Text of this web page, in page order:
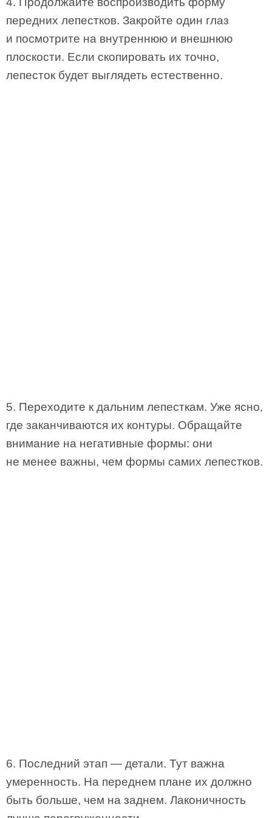
передних лепестков. Закройте один глаз
и посмотрите на внутреннюю и внешнюю
плоскости. Если скопировать их точно,
лепесток будет выглядеть естественно.
5. Переходите к дальним лепесткам. Уже ясно,
где заканчиваются их контуры. Обращайте
внимание на негативные формы: они
не менее важны, чем формы самих лепестков.
6. Последний этап — детали. Тут важна
умеренность. На переднем плане их должно
быть больше, чем на заднем. Лаконичность